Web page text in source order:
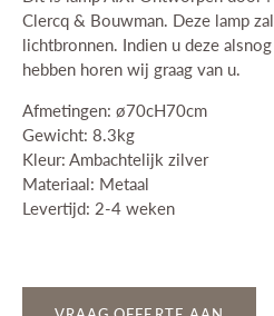
Clercq & Bouwman. Deze lamp
lichtbronnen. Indien u deze
hebben horen wij graag van u.
Afmetingen: ø70cH70cm
Gewicht: 8.3kg
Kleur: Ambachtelijk zilver
Materiaal: Metaal
Levertijd: 2-4 weken